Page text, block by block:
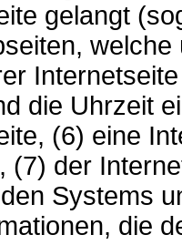
gelangt
die Uhrzeit
(6) eine
(7) der
Systems
die